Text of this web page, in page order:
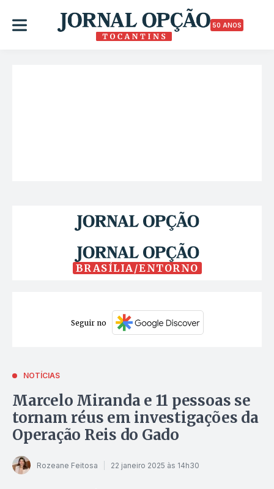
50 ANOS
BRASÍLIA/ENTORNO
Seguir no
NOTÍCIAS
Marcelo Miranda e 11 pessoas se
tornam réus em investigações da
Operação Reis do Gado
Rozeane Feitosa 22 janeiro 2025 às 14h30